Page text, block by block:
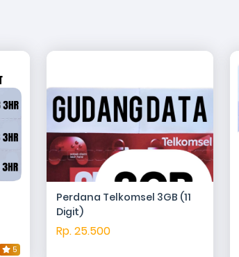
5
Perdana Telkomsel 3GB (11
Digit)
Rp. 25.500